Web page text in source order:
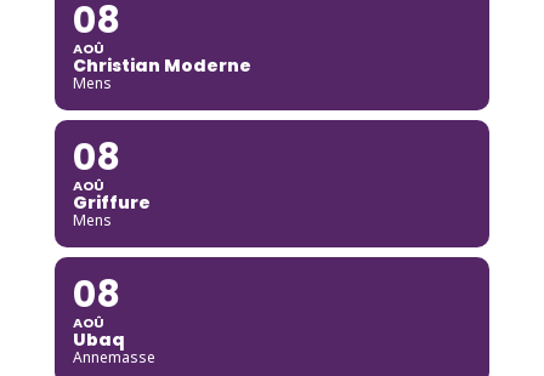
08
AOÛ
Christian Moderne
Mens
08
AOÛ
Griffure
Mens
08
AOÛ
Ubaq
Annemasse